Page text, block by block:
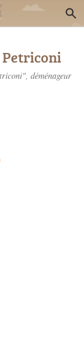
Petriconi
déménageur